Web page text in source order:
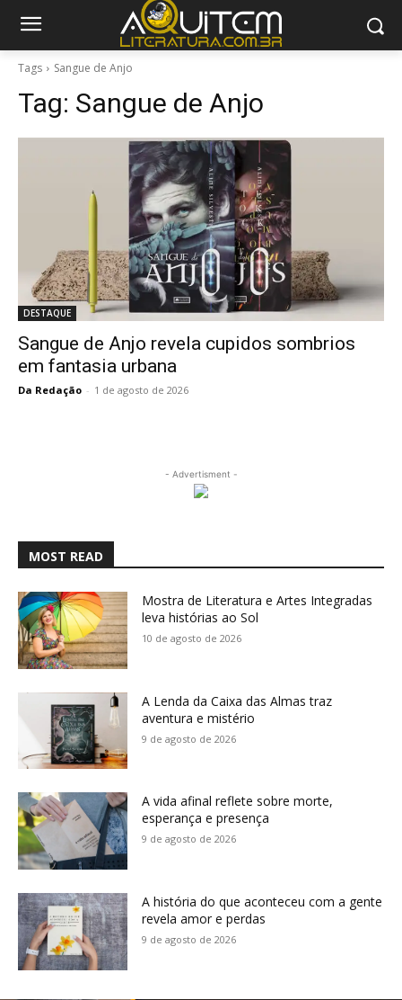
Tags Sangue de Anjo
Tag: Sangue de Anjo
DESTAQUE
Sangue de Anjo revela cupidos sombrios
em fantasia urbana
Da Redação - 1 de agosto de 2026
- Advertisment -
MOST READ
Mostra de Literatura e Artes Integradas
leva histórias ao Sol
10 de agosto de 2026
A Lenda da Caixa das Almas traz
aventura e mistério
9 de agosto de 2026
A vida afinal reflete sobre morte,
esperança e presença
9 de agosto de 2026
A história do que aconteceu com a gente
revela amor e perdas
9 de agosto de 2026